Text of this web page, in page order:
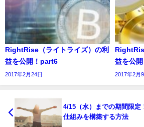
RightRise（ライトライズ）の利
益を公開！part6
2017年2月24日
益を公
2017年2月
4/15（水）までの期間限定
仕組みを構築する方法